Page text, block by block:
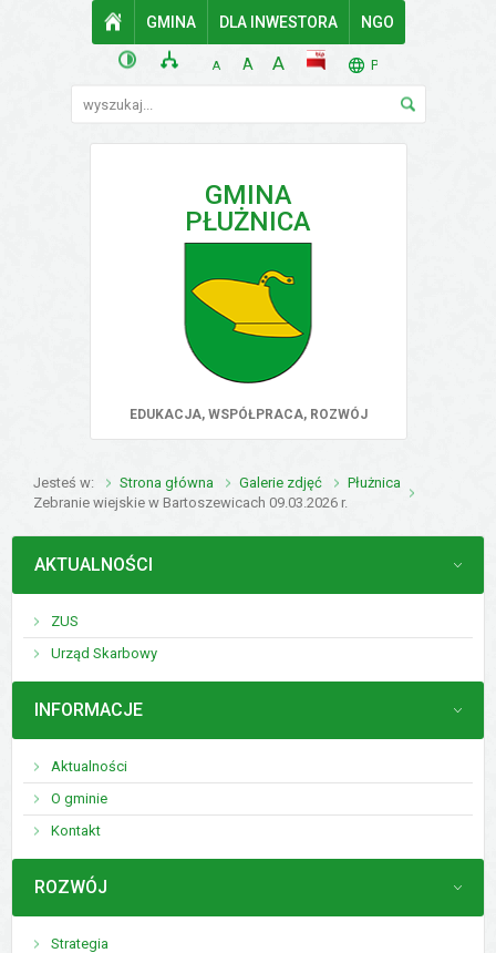
Przejdź do głównego
menu
Przejdź do treści
Przejdź do wyszukiwarki
Przejdź do mapy serwisu
STRONA GŁÓWNA
GMINA DLA INWESTORA NGO
wersja kontrastowa
mapa serwisu
A POMNIEJSZ CZCIONKĘ
A STANDARDOWY ROZMIAR
A POWIĘKSZ CZCIONKĘ
rozmiar czcionki
BIP TŁUMACZ. LISTA
PL
Wyszukiwarka
wyszukaj...
GMINA
PŁUŻNICA
EDUKACJA, WSPÓŁPRACA, ROZWÓJ
Jesteś w Strona główna Galerie zdjęć
Płużnica
Zebranie wiejskie w Bartoszewicach 09.03.2026 r.
MENU
AKTUALNOŚCI
ZUS
Urząd Skarbowy
MENU
INFORMACJE
Aktualności
O gminie
Kontakt
MENU
ROZWÓJ
Strategia